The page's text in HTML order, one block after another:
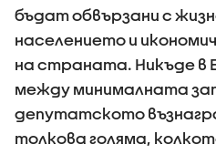
бъдат обвързани с
населението и
на страната. Никъде в
между минималната
депутатското
толкова голяма,